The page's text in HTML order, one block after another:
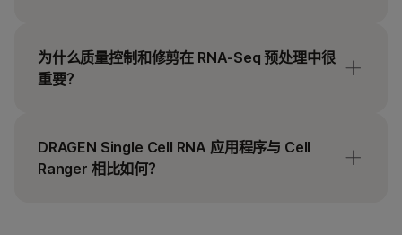
RNA-Seq 的重要性在于它为转录组提供了定量的全
基因组视角。数据分析架起了原始测序数据与可操作
的生物学洞察之间的桥梁，使研究人员能够理解基因
访问我们的RNA 测序页面或观看我们的RNA 测序
入门网络研讨会，了解更多关于 RNA-Seq、文库制
将原始 RNA-Seq 读段转化为生物学洞察，例如识别
差异表达基因。
质量控制和读段清洗： 使用 FastQC 等工具
评估原始读段的测序问题，包括接头污染、读
为什么质量控制和修剪在 RNA-Seq 预处理中很
重要？
其中质量控制用于检查原始读段是否存在问题（如测
序错误），而修剪则用于去除低质量碱基和接头序
DRAGEN Single Cell RNA 应用程序与 Cell
Ranger 相比如何？